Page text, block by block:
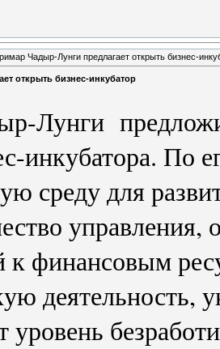
Чадыр-Лунги предлагает открыть бизнес-
открыть бизнес-инкубатор
Лунги
инкубатора. По
среду для
к финансовым
деятельность,
уровень